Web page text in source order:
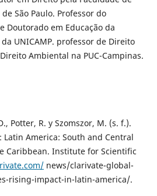
São Paulo. Professor do
Doutorado em Educação da
UNICAMP. professor de Direito
Ambiental na PUC-Campinas.
Potter, R. y Szomszor, M. (s. f.).
Latin America: South and Central
Caribbean. Institute for Scientific
news/clarivate-global-
rising-impact-in-latin-america/.